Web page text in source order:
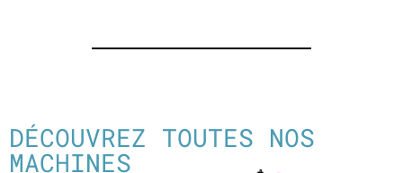
DÉCOUVREZ TOUTES NOS
MACHINES